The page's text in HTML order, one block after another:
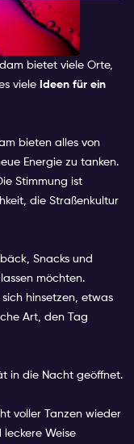
bietet viele Orte,
viele Ideen für ein
bieten alles von
Energie zu tanken.
Stimmung ist
die Straßenkultur
Snacks und
möchten.
hinsetzen, etwas
Art, den Tag
in die Nacht geöffnet.
voller Tanzen wieder
Weise